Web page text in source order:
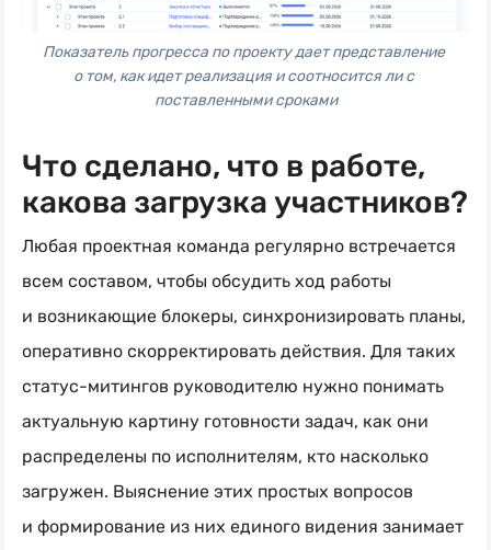
Показатель прогресса по проекту дает представление
о том, как идет реализация и соотносится ли с
поставленными сроками
Что сделано, что в работе,
какова загрузка участников?
Любая проектная команда регулярно встречается
всем составом, чтобы обсудить ход работы
и возникающие блокеры, синхронизировать планы,
оперативно скорректировать действия. Для таких
статус-митингов руководителю нужно понимать
актуальную картину готовности задач, как они
распределены по исполнителям, кто насколько
загружен. Выяснение этих простых вопросов
и формирование из них единого видения занимает